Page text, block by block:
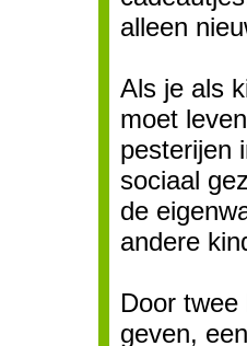
alleen
Als je als
moet
pesterijen
sociaal
de
andere
Door
geven,